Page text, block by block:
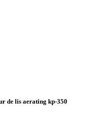
de lis aerating kp-350